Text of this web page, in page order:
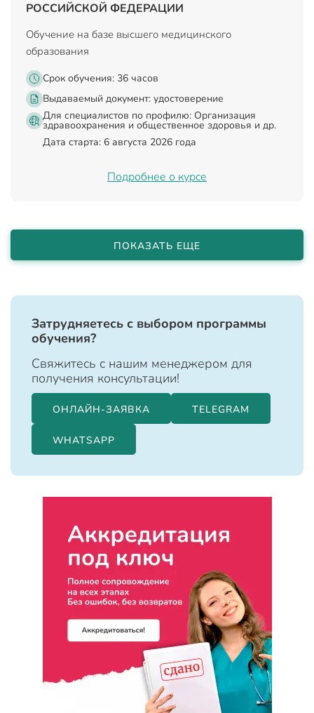
РОССИЙСКОЙ ФЕДЕРАЦИИ
Обучение на базе высшего медицинского
образования
Срок обучения: 36 часов
Выдаваемый документ: удостоверение
Для специалистов по профилю: Организация
здравоохранения и общественное здоровья и др.
Дата старта: 6 августа 2026 года
Подробнее о курсе
ПОКАЗАТЬ ЕЩЕ
Затрудняетесь с выбором программы
обучения?
Свяжитесь с нашим менеджером для
получения консультации!
ОНЛАЙН-ЗАЯВКА TELEGRAM
WHATSAPP